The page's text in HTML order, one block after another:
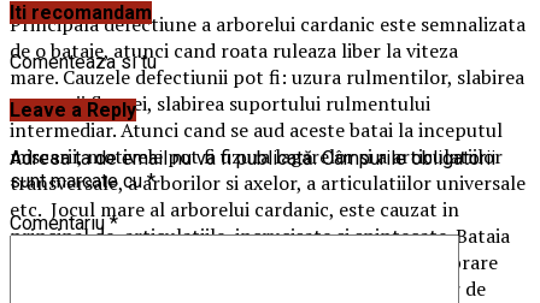
Principala defectiune a arborelui cardanic este semnalizata
de o bataie, atunci cand roata ruleaza liber la viteza
mare. Cauzele defectiunii pot fi: uzura rulmentilor, slabirea
montarii flansei, slabirea suportului rulmentului
intermediar. Atunci cand se aud aceste batai la inceputul
miscarii, motivele pot fi uzura lagarelor si a articulatiilor
transversale, a arborilor si axelor, a articulatiilor universale
etc. Jocul mare al arborelui cardanic, este cauzat in
principal de articulatiile incrucisate si spintecate. Bataia
de pe arborele cardanic poate fi cauzata de o echilibrare
incorecta. Echilibrarea arborilor cu ajutorul placilor de
Iti recomandam
Comenteaza si tu
Leave a Reply
Adresa ta de email nu va fi publicată. Câmpurile obligatorii
sunt marcate cu*
Comentariu*